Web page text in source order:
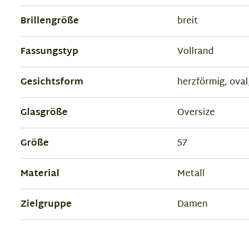
Brillengröße
breit
Fassungstyp
Vollrand
Gesichtsform
herzförmig,
Glasgröße
Oversize
Größe
57
Material
Metall
Zielgruppe
Damen